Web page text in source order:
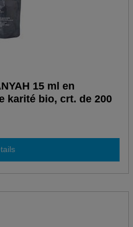
15 ml en
karité bio, crt. de 200